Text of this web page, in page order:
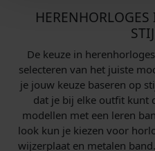
De keuze in
selecteren van het juiste
je jouw keuze baseren op
dat je bij elke outfit kunt
modellen met een leren
look kun je kiezen voor
wijzerplaat en metalen